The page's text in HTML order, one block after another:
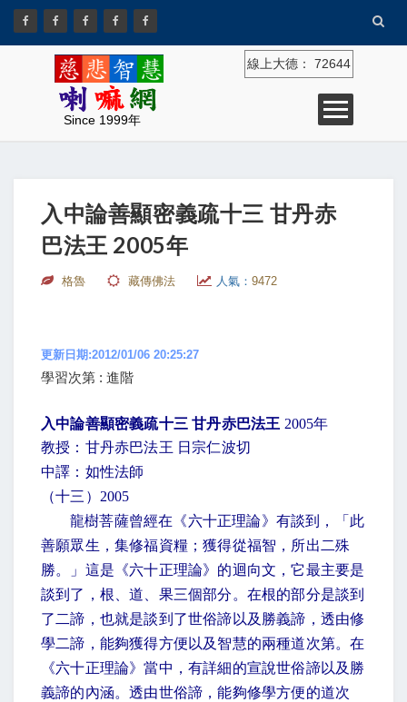
Since 1999年
線上大德： 72644
入中論善顯密義疏十三 甘丹赤
巴法王 2005年
格魯 藏傳佛法 人氣： 9472
更新日期:2012/01/06 20:25:27
學習次第 : 進階
入中論善顯密義疏十三 甘丹赤巴法王 2005年
教授：甘丹赤巴法王 日宗仁波切
中譯：如性法師
（十三） 2005
龍樹菩薩曾經在《六十正理論》有談到，「此
善願眾生，集修福資糧；獲得從福智，所出二殊
勝。」這是《六十正理論》的迴向文，它最主要是
談到了，根、道、果三個部分。在根的部分是談到
了二諦，也就是談到了世俗諦以及勝義諦，透由修
學二諦，能夠獲得方便以及智慧的兩種道次第。在
《六十正理論》當中，有詳細的宣說世俗諦以及勝
義諦的內涵。透由世俗諦，能夠修學方便的道次